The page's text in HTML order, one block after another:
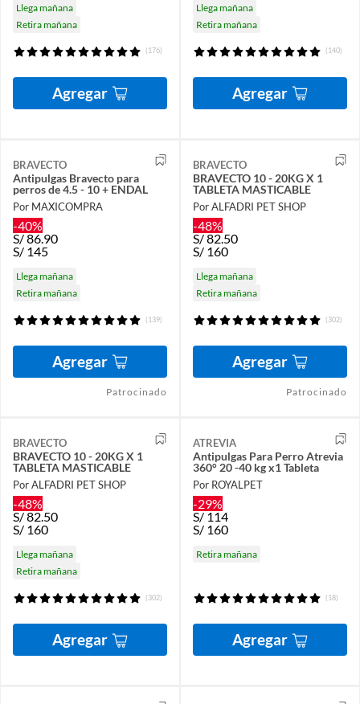
Llega mañana
Retira mañana
(176)
Agregar
Llega mañana
Retira mañana
(140)
Agregar
BRAVECTO
Antipulgas Bravecto para
perros de 4.5 - 10 + ENDAL
Por MAXICOMPRA
-40%
S/86.90
S/ 145
Llega mañana
Retira mañana
(139)
Agregar
Patrocinado
BRAVECTO
BRAVECTO 10 - 20KG X 1
TABLETA MASTICABLE
Por ALFADRI PET SHOP
-48%
S/82.50
S/ 160
Llega mañana
Retira mañana
(302)
Agregar
Patrocinado
BRAVECTO
BRAVECTO 10 - 20KG X 1
TABLETA MASTICABLE
Por ALFADRI PET SHOP
-48%
S/82.50
S/ 160
Llega mañana
Retira mañana
(302)
Agregar
ATREVIA
Antipulgas Para Perro Atrevia
360° 20 -40 kg x1 Tableta
Por ROYALPET
-29%
S/ 114
S/ 160
Retira mañana
(18)
Agregar